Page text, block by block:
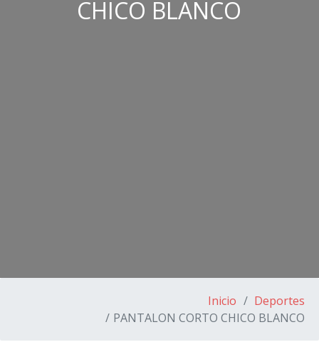
CHICO BLANCO
Inicio
Deportes
PANTALON CORTO CHICO BLANCO